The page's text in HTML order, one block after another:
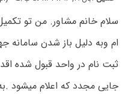
سلام خانم مشاور. من تو
ام وبه دلیل باز شدن
ثبت نام در واحد قبول شده
جایی مجدد که اعلام میشود